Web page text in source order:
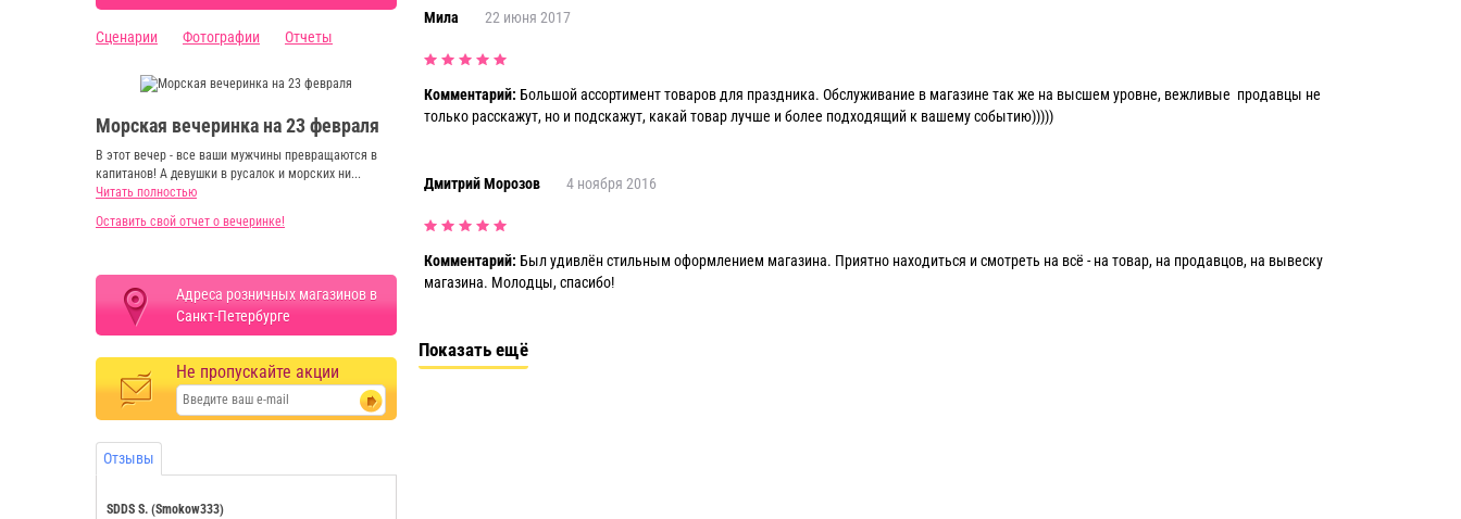
Сценарии Фотографии Отчеты
Морская вечеринка на 23 февраля
В этот вечер - все ваши мужчины превращаются в
капитанов! А девушки в русалок и морских ни...
Читать полностью
Оставить свой отчет о вечеринке!
Адреса розничных магазинов в
Санкт-Петербурге
Не пропускайте акции
Отзывы
SDDS S. (Smokow333)
Мила 22 июня 2017
Комментарий: Большой ассортимент товаров для праздника. Обслуживание в магазине так же на высшем уровне, вежливые продавцы не
только расскажут, но и подскажут, какай товар лучше и более подходящий к вашему событию)))))
Дмитрий Морозов 4 ноября 2016
Комментарий: Был удивлён стильным оформлением магазина. Приятно находиться и смотреть на всё - на товар, на продавцов, на вывеску
магазина. Молодцы, спасибо!
Показать ещё